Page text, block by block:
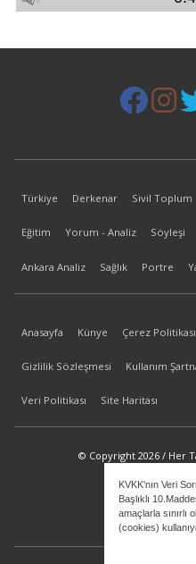
KVKK'nın Veri
Başlıklı
amaçlarla
(cookies)
Türkiye Derkenar Sivil Toplum
Eğitim Yorum - Analiz Söyleşi
Ankara Analiz Sağlık Portre
Anasayfa Künye Çerez Politikası
Gizlilik Sözleşmesi Kullanım
Veri Politikası Site Haritası
© Copyright 2026 / Her